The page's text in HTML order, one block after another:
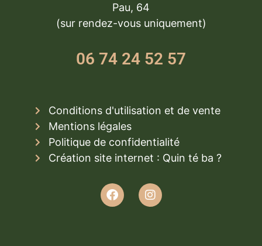
Pau, 64
(sur rendez-vous uniquement)
06 74 24 52 57
Conditions d'utilisation et de vente
Mentions légales
Politique de confidentialité
Création site internet : Quin té ba ?